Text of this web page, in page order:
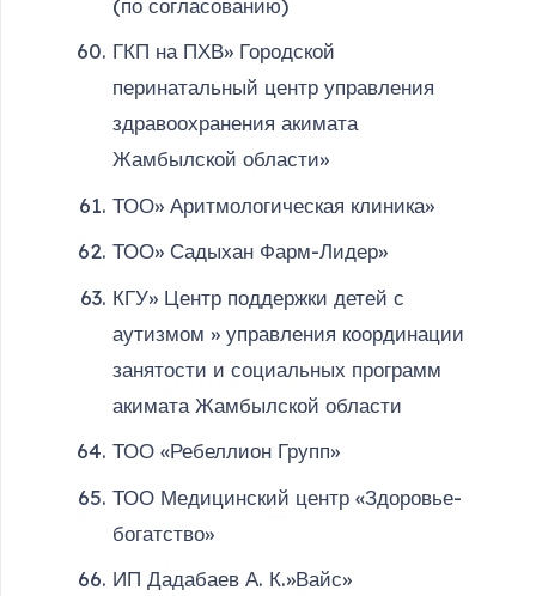
ГКП на ПХВ» Городской
перинатальный центр управления
здравоохранения акимата
Жамбылской области»
ТОО» Аритмологическая клиника»
ТОО» Садыхан Фарм-Лидер»
КГУ» Центр поддержки детей с
аутизмом » управления координации
занятости и социальных программ
акимата Жамбылской области
ТОО «Ребеллион Групп»
ТОО Медицинский центр «Здоровье-
богатство»
ИП Дадабаев А. К.»Вайс»